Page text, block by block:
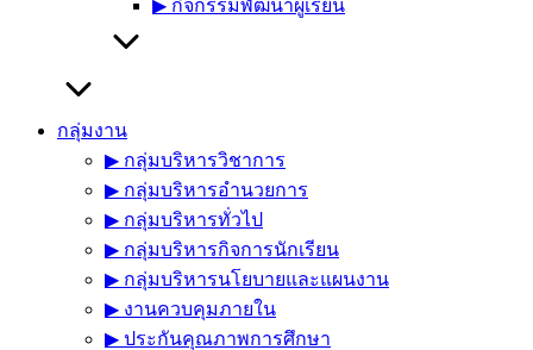
▶︎ กิจกรรมพัฒนาผู้เรียน
กลุ่มงาน
▶︎ กลุ่มบริหารวิชาการ
▶︎ กลุ่มบริหารอำนวยการ
▶︎ กลุ่มบริหารทั่วไป
▶︎ กลุ่มบริหารกิจการนักเรียน
▶︎ กลุ่มบริหารนโยบายและแผนงาน
▶︎ งานควบคุมภายใน
▶︎ ประกันคุณภาพการศึกษา